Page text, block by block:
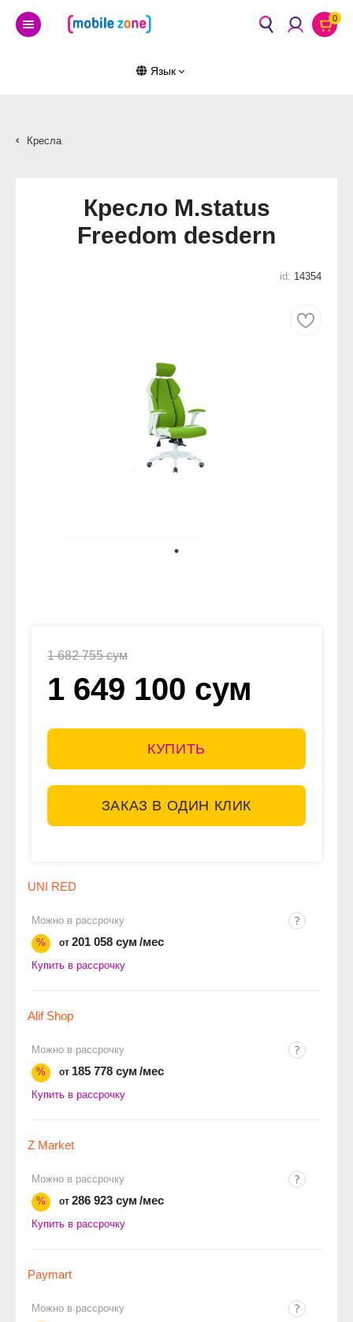
0
Язык
Кресла
Кресло M.status
Freedom desdern
id: 14354
1 682 755 сум
1 649 100 сум
КУПИТЬ
ЗАКАЗ В ОДИН КЛИК
UNI RED
Можно в рассрочку
%
от 201 058 сум /мес
Купить в рассрочку
Alif Shop
Можно в рассрочку
%
от 185 778 сум /мес
Купить в рассрочку
Z Market
Можно в рассрочку
%
от 286 923 сум /мес
Купить в рассрочку
Paymart
Можно в рассрочку